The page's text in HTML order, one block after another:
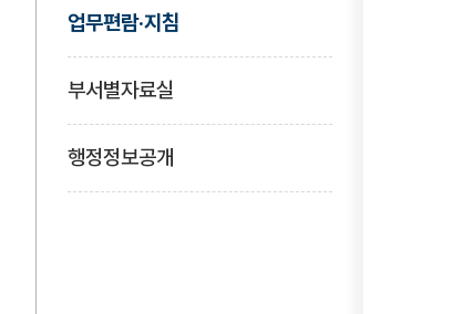
업무편람·지침
부서별자료실
행정정보공개